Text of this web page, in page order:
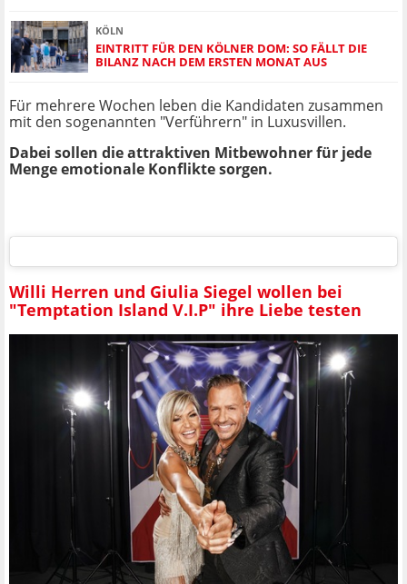
KÖLN
EINTRITT FÜR DEN KÖLNER DOM: SO FÄLLT DIE
BILANZ NACH DEM ERSTEN MONAT AUS
Für mehrere Wochen leben die Kandidaten zusammen
mit den sogenannten "Verführern" in Luxusvillen.
Dabei sollen die attraktiven Mitbewohner für jede
Menge emotionale Konflikte sorgen.
Willi Herren und Giulia Siegel wollen bei
"Temptation Island V.I.P" ihre Liebe testen